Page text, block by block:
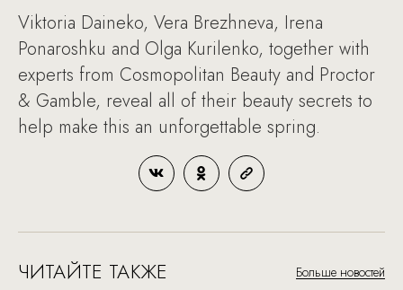
Viktoria Daineko, Vera Brezhneva, Irena
Ponaroshku and Olga Kurilenko, together with
experts from Cosmopolitan Beauty and Proctor
& Gamble, reveal all of their beauty secrets to
help make this an unforgettable spring.
ЧИТАЙТЕ ТАКЖЕ Больше новостей